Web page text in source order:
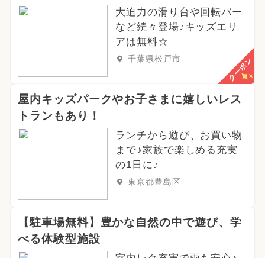
大迫力の滑り台や回転バー
など続々登場♪キッズエリ
アは無料☆
千葉県松戸市 クーポン
屋内キッズパークやお子さまに嬉しいレス
トランもあり！
ランチから遊び、お買い物
まで♪家族で楽しめる充実
の1日に♪
東京都豊島区
【駐車場無料】豊かな自然の中で遊び、学
べる体験型施設